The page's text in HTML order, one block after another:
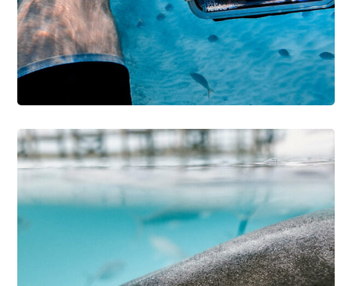
Diving with Sharks
DIVING SNORKELING